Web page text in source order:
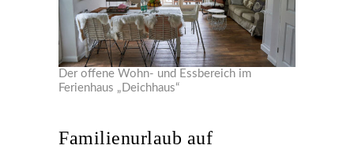
Der offene Wohn- und Essbereich im
Ferienhaus „Deichhaus“
Familienurlaub auf